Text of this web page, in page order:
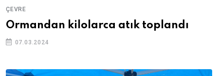
ÇEVRE
Ormandan kilolarca atık toplandı
07.03.2024